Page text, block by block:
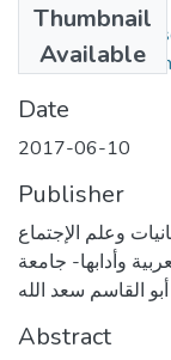
Thumbnail
Available
le-domaine-
de-concurrence-
Date
2017-06-10
Publisher
وعلم الإجتماع
وأدابها- جامعة
Abstract